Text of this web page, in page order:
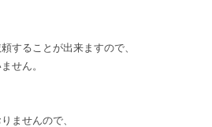
することが出来ますので、
せん。
ませんので、